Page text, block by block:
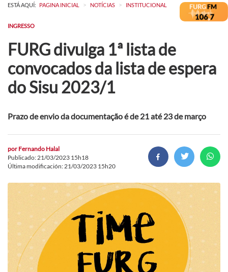
ESTÁ AQUÍ: PAGINA INICIAL > NOTÍCIAS > INSTITUCIONAL
INGRESSO
FURG divulga 1ª lista de
convocados da lista de espera
do Sisu 2023/1
Prazo de envio da documentação é de 21 até 23 de março
por Fernando Halal
Publicado: 21/03/2023 15h18
Última modificación: 21/03/2023 15h20